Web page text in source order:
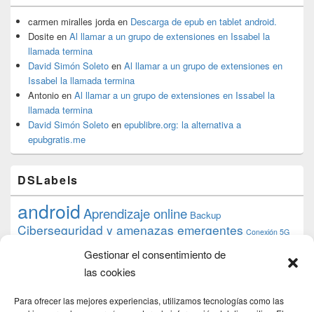
Gestionar el consentimiento de
las cookies
Para ofrecer las mejores experiencias, utilizamos tecnologías como las
carmen miralles jorda en Descarga de epub en tablet android.
Dosite en Al llamar a un grupo de extensiones en Issabel la
llamada termina
David Simón Soleto en Al llamar a un grupo de extensiones en
Issabel la llamada termina
Antonio en Al llamar a un grupo de extensiones en Issabel la
llamada termina
David Simón Soleto en epublibre.org: la alternativa a
epubgratis.me
DSLabels
androidAprendizaje online Backup
Ciberseguridad y amenazas emergentes Conexión 5G
datos debian desarrollo web
Formación Google
iphone
proyecto PS4 python Raspberryraspberrypi